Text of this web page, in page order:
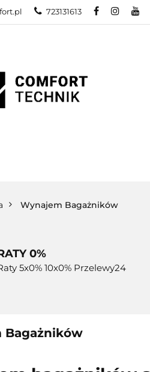
723131613
NAMIOTY
Wynajem Bagażników
0%
5x0% 10x0% Przelewy24
Bagażników